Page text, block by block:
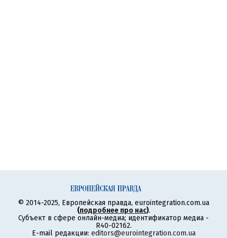
© 2014-2025, Европейская правда, eurointegration.com.ua
(подробнее про нас).
Субъект в сфере онлайн-медиа; идентификатор медиа -
R40-02162.
E-mail редакции: editors@eurointegration.com.ua